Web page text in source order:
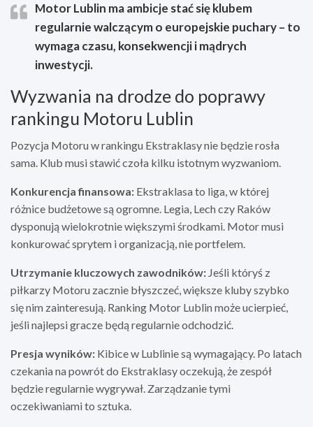
Motor Lublin ma ambicje stać się klubem
regularnie walczącym o europejskie puchary – to
wymaga czasu, konsekwencji i mądrych
inwestycji.
Wyzwania na drodze do poprawy
rankingu Motoru Lublin
Pozycja Motoru w rankingu Ekstraklasy nie będzie rosła
sama. Klub musi stawić czoła kilku istotnym wyzwaniom.
Konkurencja finansowa: Ekstraklasa to liga, w której
różnice budżetowe są ogromne. Legia, Lech czy Raków
dysponują wielokrotnie większymi środkami. Motor musi
konkurować sprytem i organizacją, nie portfelem.
Utrzymanie kluczowych zawodników: Jeśli któryś z
piłkarzy Motoru zacznie błyszczeć, większe kluby szybko
się nim zainteresują. Ranking Motor Lublin może ucierpieć,
jeśli najlepsi gracze będą regularnie odchodzić.
Presja wyników: Kibice w Lublinie są wymagający. Po latach
czekania na powrót do Ekstraklasy oczekują, że zespół
będzie regularnie wygrywał. Zarządzanie tymi
oczekiwaniami to sztuka.